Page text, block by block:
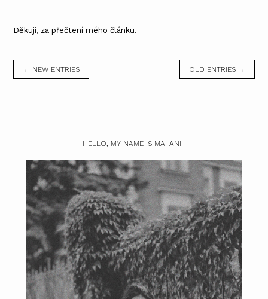
Děkuji, za přečtení mého článku.
← NEW ENTRIES OLD ENTRIES →
HELLO, MY NAME IS MAI ANH